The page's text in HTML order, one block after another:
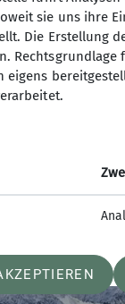
einer
die Tour
Straße
und
toller
Vielen Dank
sie uns ihre
Die Erstellung
Rechtsgrundlage
eigens